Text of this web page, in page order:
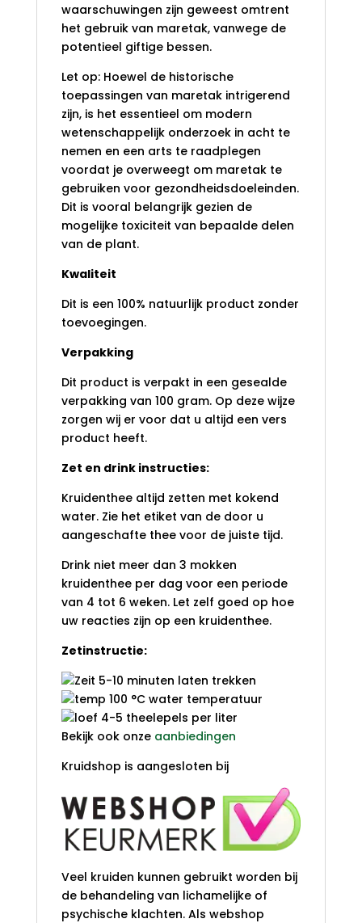
waarschuwingen zijn geweest omtrent
het gebruik van maretak, vanwege de
potentieel giftige bessen.
Let op: Hoewel de historische
toepassingen van maretak intrigerend
zijn, is het essentieel om modern
wetenschappelijk onderzoek in acht te
nemen en een arts te raadplegen
voordat je overweegt om maretak te
gebruiken voor gezondheidsdoeleinden.
Dit is vooral belangrijk gezien de
mogelijke toxiciteit van bepaalde delen
van de plant.
Kwaliteit
Dit is een 100% natuurlijk product zonder
toevoegingen.
Verpakking
Dit product is verpakt in een gesealde
verpakking van 100 gram. Op deze wijze
zorgen wij er voor dat u altijd een vers
product heeft.
Zet en drink instructies:
Kruidenthee altijd zetten met kokend
water. Zie het etiket van de door u
aangeschafte thee voor de juiste tijd.
Drink niet meer dan 3 mokken
kruidenthee per dag voor een periode
van 4 tot 6 weken. Let zelf goed op hoe
uw reacties zijn op een kruidenthee.
Zetinstructie:
5-10 minuten laten trekken
100 °C water temperatuur
4-5 theelepels per liter
Bekijk ook onze aanbiedingen
Kruidshop is aangesloten bij
Veel kruiden kunnen gebruikt worden bij
de behandeling van lichamelijke of
psychische klachten. Als webshop